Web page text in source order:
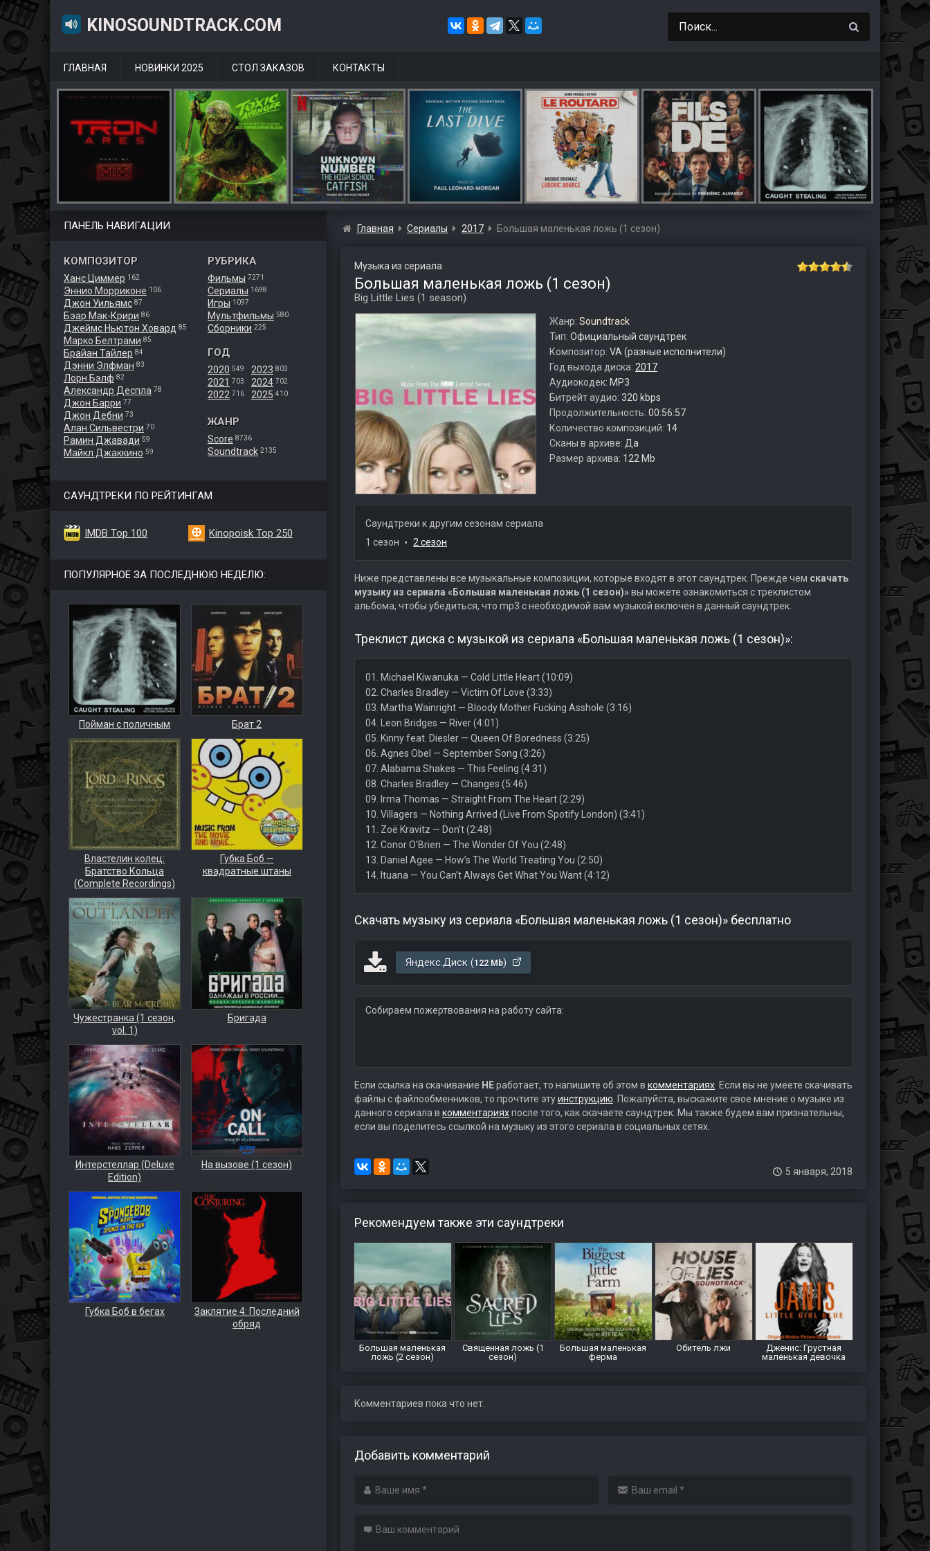
KINOSOUNDTRACK.COM
ГЛАВНАЯ НОВИНКИ 2025 СТОЛ ЗАКАЗОВ КОНТАКТЫ
ПАНЕЛЬ НАВИГАЦИИ
КОМПОЗИТОР
Ханс Циммер 162
Эннио Морриконе 106
Джон Уильямс 87
Бэар Мак-Крири 86
Джеймс Ньютон Ховард 85
Марко Белтрами 85
Брайан Тайлер 84
Дэнни Элфман 83
Лорн Бэлф 82
Александр Деспла 78
Джон Барри 77
Джон Дебни 73
Алан Сильвестри 70
Рамин Джавади 59
Майкл Джаккино 59
РУБРИКА
Фильмы 7271
Сериалы 1698
Игры 1097
Мультфильмы 580
Сборники 225
ГОД
2020 549
2021 703
2022 716
2023 803
2024 702
2025 410
ЖАНР
Score 8736
Soundtrack 2135
САУНДТРЕКИ ПО РЕЙТИНГАМ
IMDB Top 100 Kinopoisk Top 250
ПОПУЛЯРНОЕ ЗА ПОСЛЕДНЮЮ НЕДЕЛЮ:
Пойман с поличным Брат 2
Властелин колец:
Братство Кольца
(Complete Recordings)
Губка Боб —
квадратные штаны
Чужестранка (1 сезон,
vol. 1)
Бригада
Интерстеллар (Deluxe
Edition)
На вызове (1 сезон)
Губка Боб в бегах
Заклятие 4: Последний
обряд
Главная Сериалы 2017 Большая маленькая ложь (1 сезон)
Музыка из сериала
Большая маленькая ложь (1 сезон)
Big Little Lies (1 season)
Жанр: Soundtrack
Тип: Официальный саундтрек
Композитор: VA (разные исполнители)
Год выхода диска: 2017
Аудиокодек: MP3
Битрейт аудио: 320 kbps
Продолжительность: 00:56:57
Количество композиций: 14
Сканы в архиве: Да
Размер архива: 122 Mb
Саундтреки к другим сезонам сериала
1 сезон
2 сезон
Ниже представлены все музыкальные композиции, которые входят в этот саундтрек. Прежде чем скачать
музыку из сериала «Большая маленькая ложь (1 сезон)»вы можете ознакомиться с треклистом
альбома, чтобы убедиться, что mp3 с необходимой вам музыкой включен в данный саундтрек.
Треклист диска с музыкой из сериала «Большая маленькая ложь (1 сезон)»:
01. Michael Kiwanuka — Cold Little Heart (10:09)
02. Charles Bradley — Victim Of Love (3:33)
03. Martha Wainright — Bloody Mother Fucking Asshole (3:16)
04. Leon Bridges — River (4:01)
05. Kinny feat. Diesler — Queen Of Boredness (3:25)
06. Agnes Obel — September Song (3:26)
07. Alabama Shakes — This Feeling (4:31)
08. Charles Bradley — Changes (5:46)
09. Irma Thomas — Straight From The Heart (2:29)
10. Villagers — Nothing Arrived (Live From Spotify London) (3:41)
11. Zoë Kravitz — Don’t (2:48)
12. Conor O’Brien — The Wonder Of You (2:48)
13. Daniel Agee — How’s The World Treating You (2:50)
14. Ituana — You Can’t Always Get What You Want (4:12)
Скачать музыку из сериала «Большая маленькая ложь (1 сезон)» бесплатно
Яндекс.Диск (122 Mb)
Собираем пожертвования на работу сайта:
Если ссылка на скачивание НЕработает, то напишите об этом в комментариях. Если вы не умеете скачивать
файлы с файлообменников, то прочтите этуинструкцию . Пожалуйста, выскажите свое мнение о музыке из
данного сериала в комментарияхпосле того, как скачаете саундтрек. Мы также будем вам признательны,
если вы поделитесь ссылкой на музыку из этого сериала в социальных сетях.
5 января, 2018
Рекомендуем также эти саундтреки
Большая маленькая
ложь (2 сезон)
Священная ложь (1
сезон)
Большая маленькая
ферма
Обитель лжи
Дженис: Грустная
маленькая девочка
Комментариев пока что нет.
Добавить комментарий